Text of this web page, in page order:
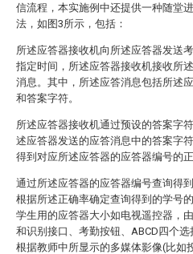
信流程，本实施例中还提供一种随堂
法，如图3所示，包括：
所述应答器接收机向所述应答器发送
指定时间，所述应答器接收机接收所
消息。其中，所述应答消息包括所述
和答案字符。
所述应答器接收机通过预设的答案字
述应答器发送的应答消息中的答案字
得到对应所述应答器的应答器编号的正
通过所述应答器的应答器编号查询得
根据所述正确率确定查询得到的学号
学生用的应答器大小如电视遥控器，
和识别接口、考勤按钮、ABCD四个
根据教师中所显示的多媒体影像(比如